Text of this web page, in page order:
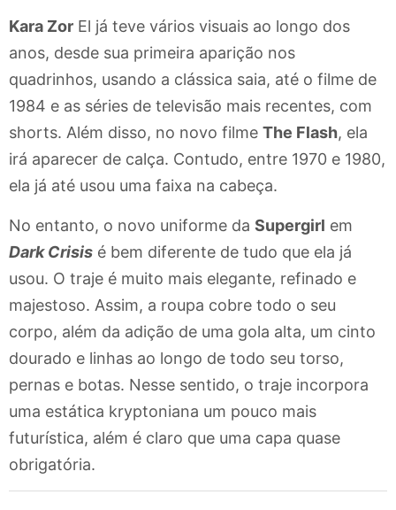
Kara Zor El já teve vários visuais ao longo dos
anos, desde sua primeira aparição nos
quadrinhos, usando a clássica saia, até o filme de
1984 e as séries de televisão mais recentes, com
shorts. Além disso, no novo filme The Flash, ela
irá aparecer de calça. Contudo, entre 1970 e 1980,
ela já até usou uma faixa na cabeça.
No entanto, o novo uniforme da Supergirl em
Dark Crisis é bem diferente de tudo que ela já
usou. O traje é muito mais elegante, refinado e
majestoso. Assim, a roupa cobre todo o seu
corpo, além da adição de uma gola alta, um cinto
dourado e linhas ao longo de todo seu torso,
pernas e botas. Nesse sentido, o traje incorpora
uma estática kryptoniana um pouco mais
futurística, além é claro que uma capa quase
obrigatória.